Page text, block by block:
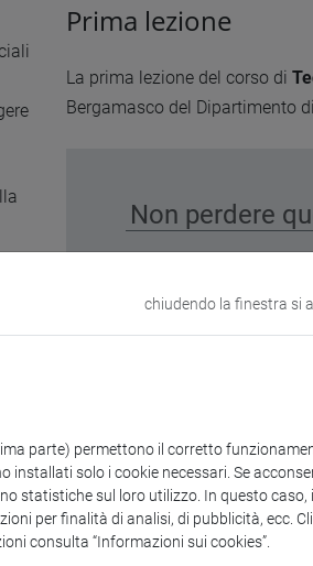
Prima lezione
La prima lezione del corso di
Bergamasco del Dipartimento
Non perdere
chiudendo la finestra si
parte) permettono il corretto
installati solo i cookie necessari. Se
statistiche sul loro utilizzo. In questo
per finalità di analisi, di pubblicità, ecc.
consulta “Informazioni sui cookies”.